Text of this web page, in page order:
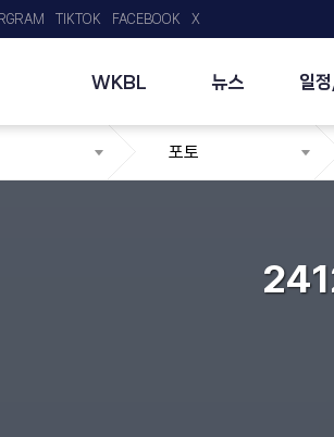
WKBL 뉴스 일
TIKTOK FACEBOOK X
포토